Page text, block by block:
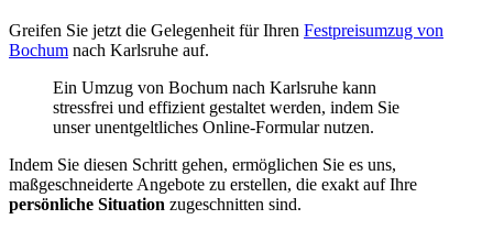
Greifen Sie jetzt die Gelegenheit für Ihren Festpreisumzug von
Bochum nach Karlsruhe auf.
Ein Umzug von Bochum nach Karlsruhe kann
stressfrei und effizient gestaltet werden, indem Sie
unser unentgeltliches Online-Formular nutzen.
Indem Sie diesen Schritt gehen, ermöglichen Sie es uns,
maßgeschneiderte Angebote zu erstellen, die exakt auf Ihre
persönliche Situation zugeschnitten sind.